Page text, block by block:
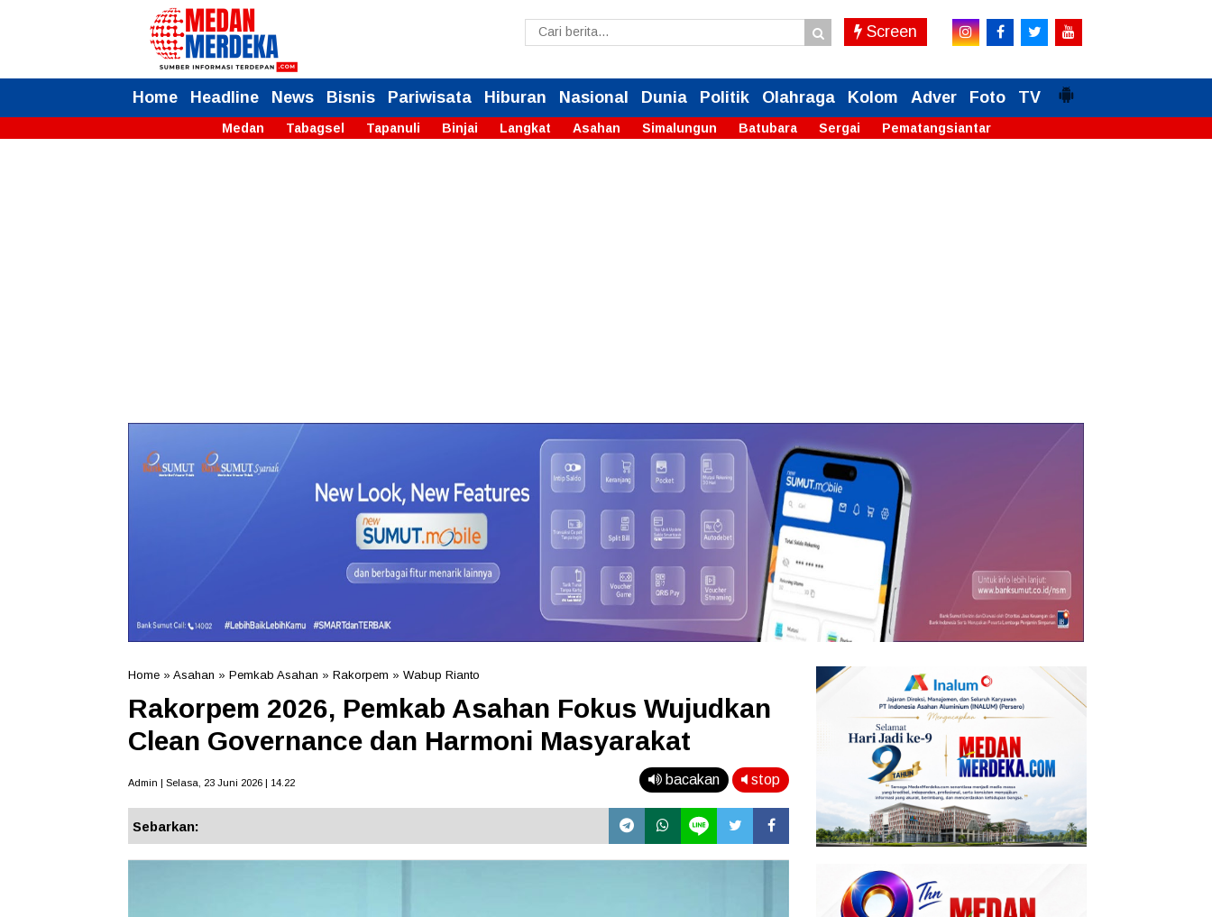
Screen
Home Headline News Bisnis Pariwisata Hiburan Nasional Dunia Politik Olahraga Kolom Adver Foto TV
Medan Tabagsel Tapanuli Binjai Langkat Asahan Simalungun Batubara Sergai Pematangsiantar
Home » Asahan » Pemkab Asahan » Rakorpem » Wabup Rianto
Rakorpem 2026, Pemkab Asahan Fokus Wujudkan
Clean Governance dan Harmoni Masyarakat
Admin | Selasa, 23 Juni 2026 | 14.22 bacakan stop
Sebarkan: